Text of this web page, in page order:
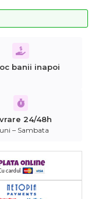
banii inapoi
24/48h
– Sambata